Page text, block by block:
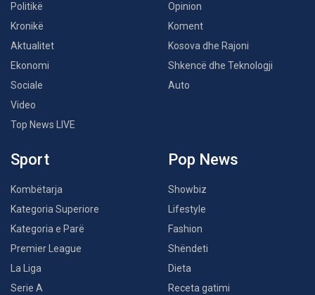
Politikë
Kronikë
Aktualitet
Ekonomi
Sociale
Video
Top News LIVE
Opinion
Koment
Kosova dhe Rajoni
Shkencë dhe Teknologji
Auto
Sport
Kombëtarja
Kategoria Superiore
Kategoria e Parë
Premier League
La Liga
Serie A
Pop News
Showbiz
Lifestyle
Fashion
Shëndeti
Dieta
Receta gatimi